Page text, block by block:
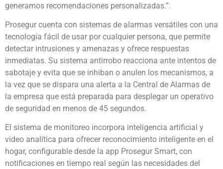
generamos recomendaciones personalizadas.”.
Prosegur cuenta con sistemas de alarmas versátiles con una
tecnología fácil de usar por cualquier persona, que permite
detectar intrusiones y amenazas y ofrece respuestas
inmediatas. Su sistema antirrobo reacciona ante intentos de
sabotaje y evita que se inhiban o anulen los mecanismos, a
la vez que se dispara una alerta a la Central de Alarmas de
la empresa que está preparada para desplegar un operativo
de seguridad en menos de 45 segundos.
El sistema de monitoreo incorpora inteligencia artificial y
video analítica para ofrecer reconocimiento inteligente en el
hogar, configurable desde la app Prosegur Smart, con
notificaciones en tiempo real según las necesidades del